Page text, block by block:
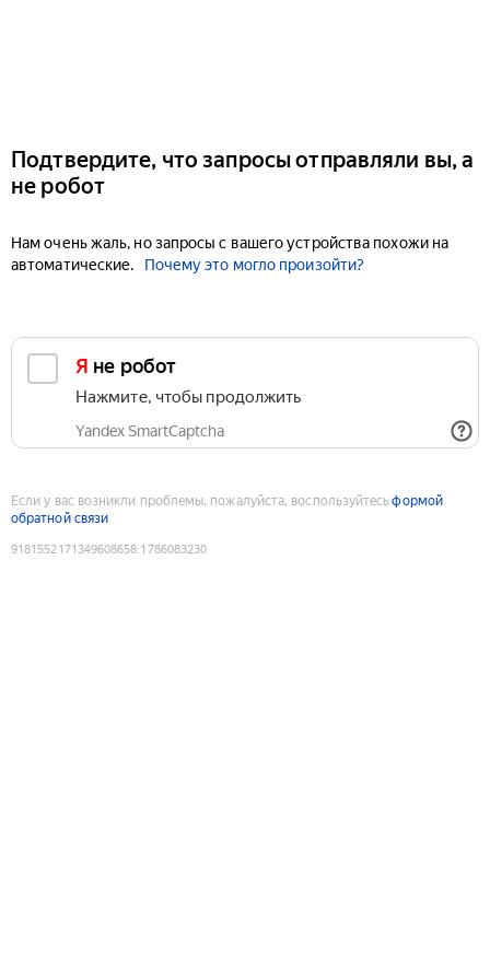
Подтвердите, что запросы отправляли вы, а
не робот
Нам очень жаль, но запросы с вашего устройства похожи на
автоматические.
Почему это могло произойти?
Я не робот
Нажмите, чтобы продолжить
Yandex SmartCaptcha
Если у вас возникли проблемы, пожалуйста, воспользуйтесьформой
обратной связи
9181552171349608658:1786083230